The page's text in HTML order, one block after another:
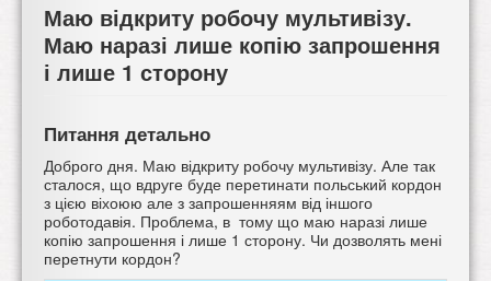
Маю відкриту робочу мультивізу.
Маю наразі лише копію запрошення
і лише 1 сторону
Питання детально
Доброго дня. Маю відкриту робочу мультивізу. Але так
сталося, що вдруге буде перетинати польський кордон
з цією віхоюю але з запрошенняям від іншого
роботодавія. Проблема, в тому що маю наразі лише
копію запрошення і лише 1 сторону. Чи дозволять мені
перетнути кордон?